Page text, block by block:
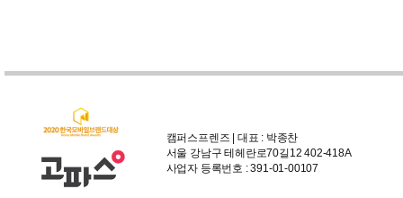
캠퍼스프렌즈 | 대표 : 박종찬
서울 강남구 테헤란로70길12 402-418A
사업자 등록번호 : 391-01-00107